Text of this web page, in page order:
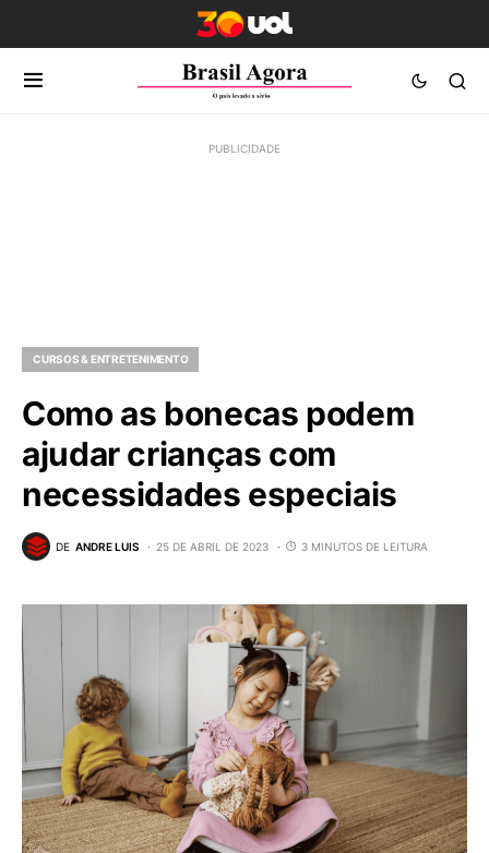
CURSOS & ENTRETENIMENTO
Como as bonecas podem
ajudar crianças com
necessidades especiais
DE ANDRE LUIS 25 DE ABRIL DE 2023 3 MINUTOS DE LEITURA